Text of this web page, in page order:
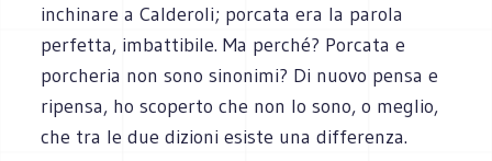
inchinare a Calderoli; porcata era la parola
perfetta, imbattibile. Ma perché? Porcata e
porcheria non sono sinonimi? Di nuovo pensa e
ripensa, ho scoperto che non lo sono, o meglio,
che tra le due dizioni esiste una differenza.